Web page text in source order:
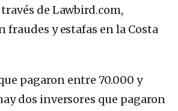
de Lawbird.com,
fraudes y estafas en la Costa
pagaron entre 70.000 y
dos inversores que pagaron